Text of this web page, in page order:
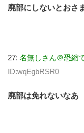
廃部にしないとおさ
27: 名無しさん＠恐縮
ID:wqEgbRSR0
廃部は免れないなあ